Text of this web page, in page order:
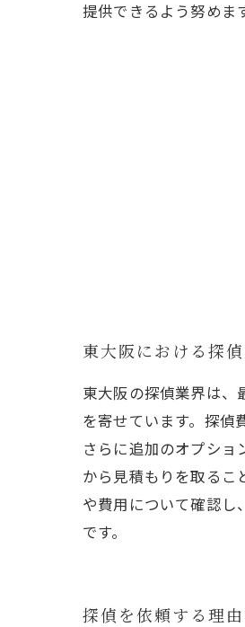
提供できるよう努めま
東大阪における探
東大阪の探偵業界は、
を寄せています。探偵
さらに追加のオプシ
から見積もりを取るこ
や費用について確認し
です。
探偵を依頼する理